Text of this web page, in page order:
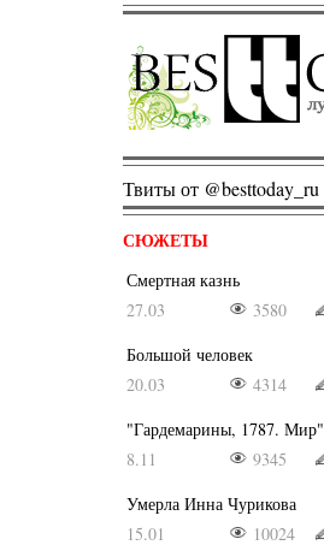
Твиты от @besttoday_ru
СЮЖЕТЫ
Смертная казнь
27.03
3580
Большой человек
20.03
4314
"Гардемарины, 1787. Мир"
8.11
9345
Умерла Инна Чурикова
15.01
10024